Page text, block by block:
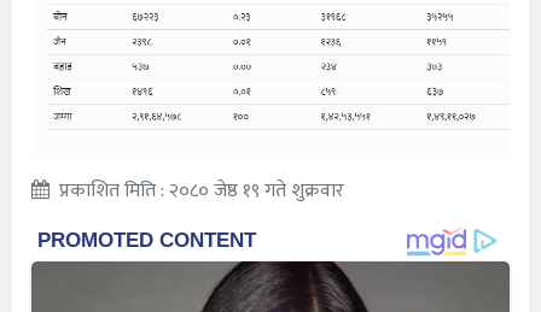
प्रकाशित मिति : २०८० जेष्ठ १९ गते शुक्रवार